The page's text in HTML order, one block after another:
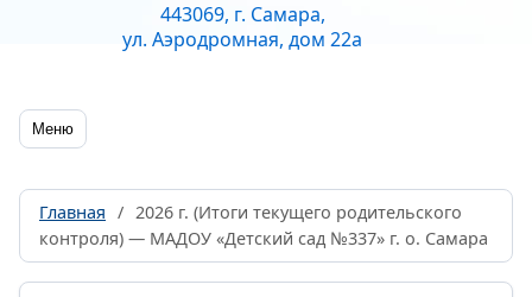
443069, г. Самара,
ул. Аэродромная, дом 22а
Меню
Главная / 2026 г. (Итоги текущего родительского
контроля) — МАДОУ «Детский сад №337» г. о. Самара